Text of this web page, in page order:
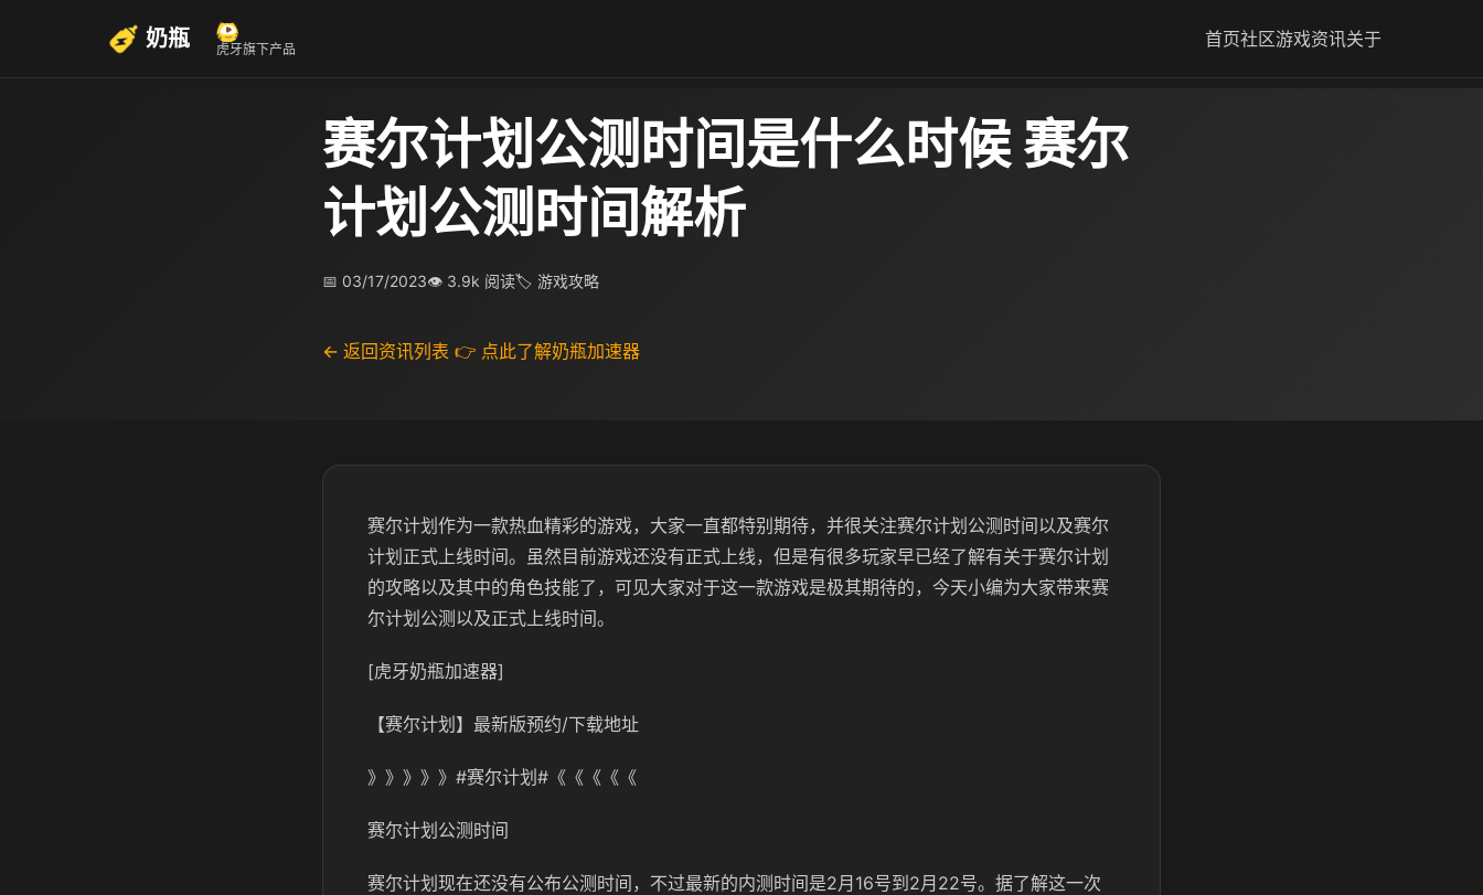
奶瓶 虎牙旗下产品 首页社区游戏资讯关于
赛尔计划公测时间是什么时候 赛尔
计划公测时间解析
📅 03/17/2023👁 3.9k 阅读🏷 游戏攻略
← 返回资讯列表 👉 点此了解奶瓶加速器
赛尔计划作为一款热血精彩的游戏，大家一直都特别期待，并很关注赛尔计划公测时间以及赛尔
计划正式上线时间。虽然目前游戏还没有正式上线，但是有很多玩家早已经了解有关于赛尔计划
的攻略以及其中的角色技能了，可见大家对于这一款游戏是极其期待的，今天小编为大家带来赛
尔计划公测以及正式上线时间。
[虎牙奶瓶加速器]
【赛尔计划 】最新版预约/下载地址
》》》》》#赛尔计划 #《《《《《
赛尔计划公测时间
赛尔计划现在还没有公布公测时间，不过最新的内测时间是2月16号到2月22号。据了解这一次